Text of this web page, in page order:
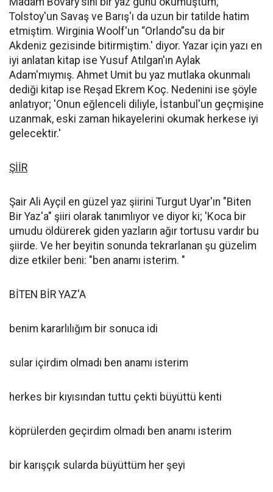
Tolstoy'un Savaş ve Barış'ı da uzun bir tatilde hatim
etmiştim. Wirginia Woolf'un “Orlando”su da bir
Akdeniz gezisinde bitirmiştim.' diyor. Yazar için yazı en
iyi anlatan kitap ise Yusuf Atılgan'ın Aylak
Adam'mıymış. Ahmet Umit bu yaz mutlaka okunmalı
dediği kitap ise Reşad Ekrem Koç. Nedenini ise şöyle
anlatıyor; 'Onun eğlenceli diliyle, İstanbul'un geçmişine
uzanmak, eski zaman hikayelerini okumak herkese iyi
gelecektir.'
ŞİİR
Şair Ali Ayçil en güzel yaz şiirini Turgut Uyar'ın "Biten
Bir Yaz'a" şiiri olarak tanımlıyor ve diyor ki; 'Koca bir
umudu öldürerek giden yazların ağır tortusu vardır bu
şiirde. Ve her beyitin sonunda tekrarlanan şu güzelim
dize etkiler beni: "ben anamı isterim. "
BİTEN BİR YAZ'A
benim kararlılığım bir sonuca idi
sular içirdim olmadı ben anamı isterim
herkes bir kıyısından tuttu çekti büyüttü kenti
köprülerden geçirdim olmadı ben anamı isterim
bir karışçık sularda büyüttüm her şeyi